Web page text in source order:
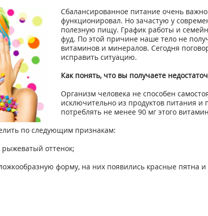
Сбалансированное питание очень
функционировал. Но зачастую у
полезную пищу. График работы и
фуд. По этой причине наше тело не
витаминов и минералов. Сегодня
исправить ситуацию.
Как понять, что вы получаете
Организм человека не способен
исключительно из продуктов питания
потреблять не менее 90 мг этого
по следующим признакам:
оттенок;
форму, на них появились красные пятна и